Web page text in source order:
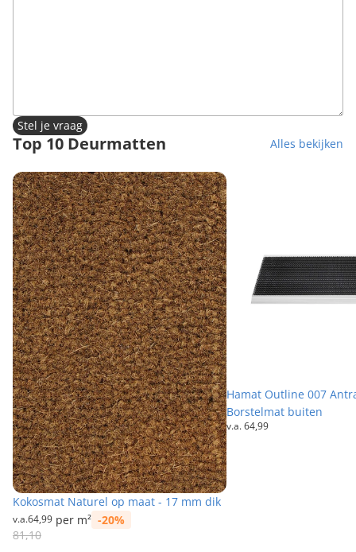
Stel je vraag
Top 10 Deurmatten Alles bekijken
Kokosmat Naturel op maat - 17 mm dik
Kokosmat Naturel op maat - 17 mm dik
Prijs met korting
v.a.64,99 per m² -20%
Normale prijs
81,10
Hamat Outline 007
Hamat Outline 007
Borstelmat buiten
v.a.64,99